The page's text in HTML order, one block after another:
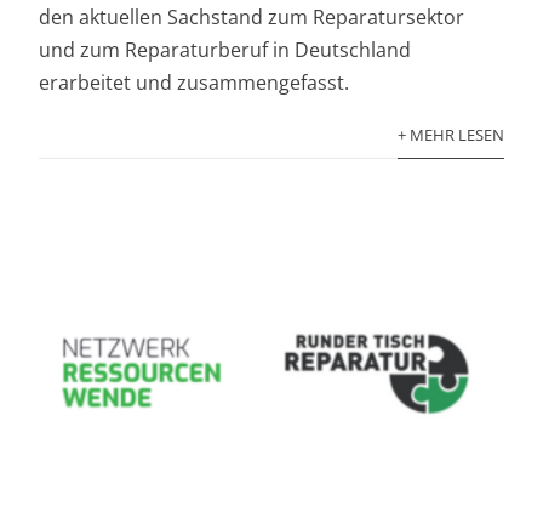
den aktuellen Sachstand zum Reparatursektor
und zum Reparaturberuf in Deutschland
erarbeitet und zusammengefasst.
+ MEHR LESEN